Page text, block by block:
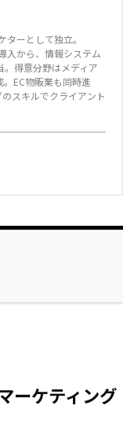
ーとして独立。
入から、情報システム
得意分野はメディア
EC物販業も同時進
スキルでクライアント
ーケティング